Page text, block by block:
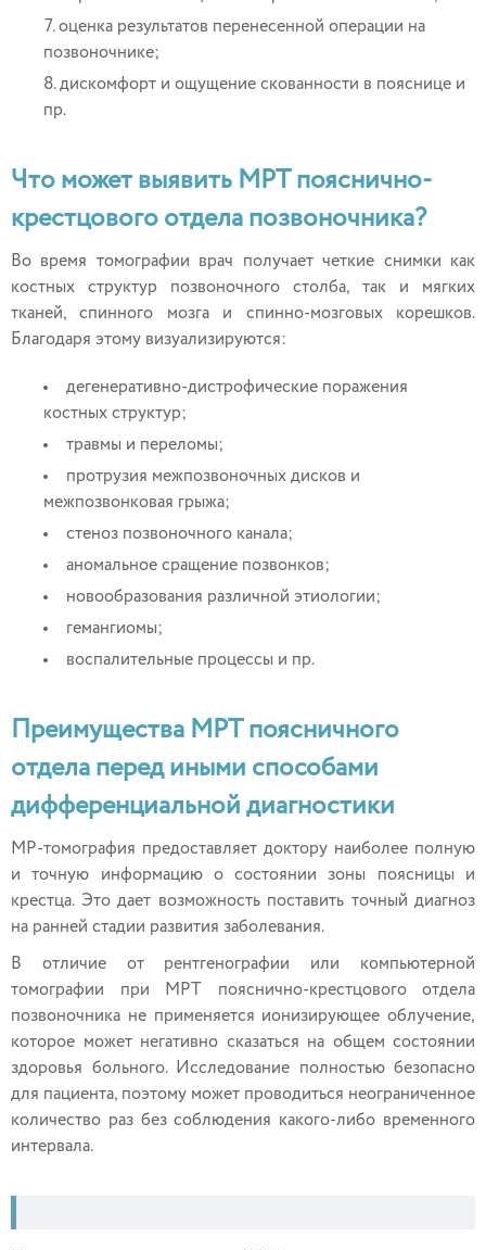
оценка результатов перенесенной операции на
позвоночнике;
дискомфорт и ощущение скованности в пояснице и
пр.
Что может выявить МРТ пояснично-
крестцового отдела позвоночника?
Во время томографии врач получает четкие снимки как
костных структур позвоночного столба, так и мягких
тканей, спинного мозга и спинно-мозговых корешков.
Благодаря этому визуализируются:
дегенеративно-дистрофические поражения
костных структур;
травмы и переломы;
протрузия межпозвоночных дисков и
межпозвонковая грыжа;
стеноз позвоночного канала;
аномальное сращение позвонков;
новообразования различной этиологии;
гемангиомы;
воспалительные процессы и пр.
Преимущества МРТ поясничного
отдела перед иными способами
дифференциальной диагностики
МР-томография предоставляет доктору наиболее полную
и точную информацию о состоянии зоны поясницы и
крестца. Это дает возможность поставить точный диагноз
на ранней стадии развития заболевания.
В отличие от рентгенографии или компьютерной
томографии при МРТ пояснично-крестцового отдела
позвоночника не применяется ионизирующее облучение,
которое может негативно сказаться на общем состоянии
здоровья больного. Исследование полностью безопасно
для пациента, поэтому может проводиться неограниченное
количество раз без соблюдения какого-либо временного
интервала.